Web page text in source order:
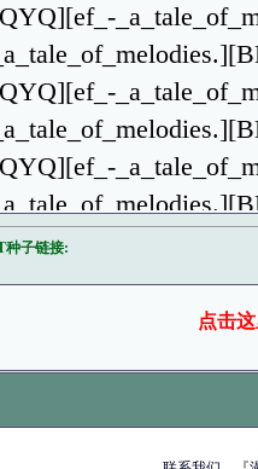
[QYQ][ef_-
种子链接:
点击